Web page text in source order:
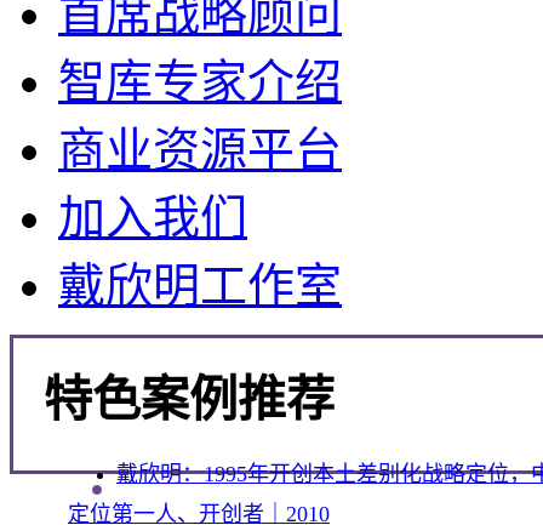
首席战略顾问
智库专家介绍
商业资源平台
加入我们
戴欣明工作室
特色案例推荐
戴欣明：1995年开创本土差别化战略定位
定位第一人、开创者｜2010